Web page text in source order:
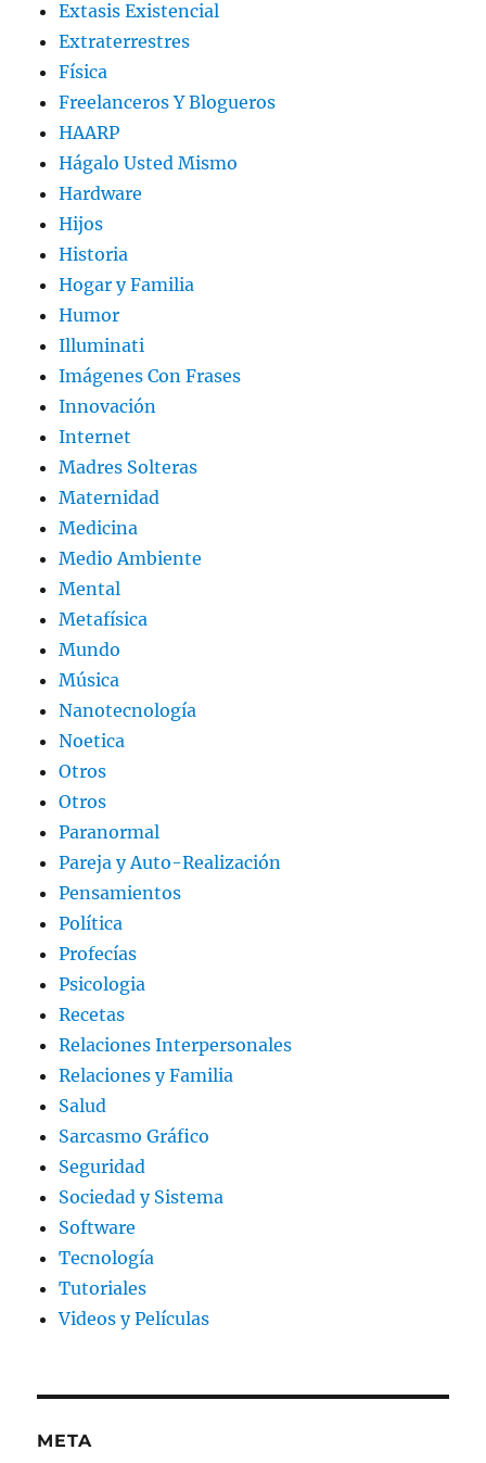
Extasis Existencial
Extraterrestres
Física
Freelanceros Y Blogueros
HAARP
Hágalo Usted Mismo
Hardware
Hijos
Historia
Hogar y Familia
Humor
Illuminati
Imágenes Con Frases
Innovación
Internet
Madres Solteras
Maternidad
Medicina
Medio Ambiente
Mental
Metafísica
Mundo
Música
Nanotecnología
Noetica
Otros
Otros
Paranormal
Pareja y Auto-Realización
Pensamientos
Política
Profecías
Psicologia
Recetas
Relaciones Interpersonales
Relaciones y Familia
Salud
Sarcasmo Gráfico
Seguridad
Sociedad y Sistema
Software
Tecnología
Tutoriales
Videos y Películas
META